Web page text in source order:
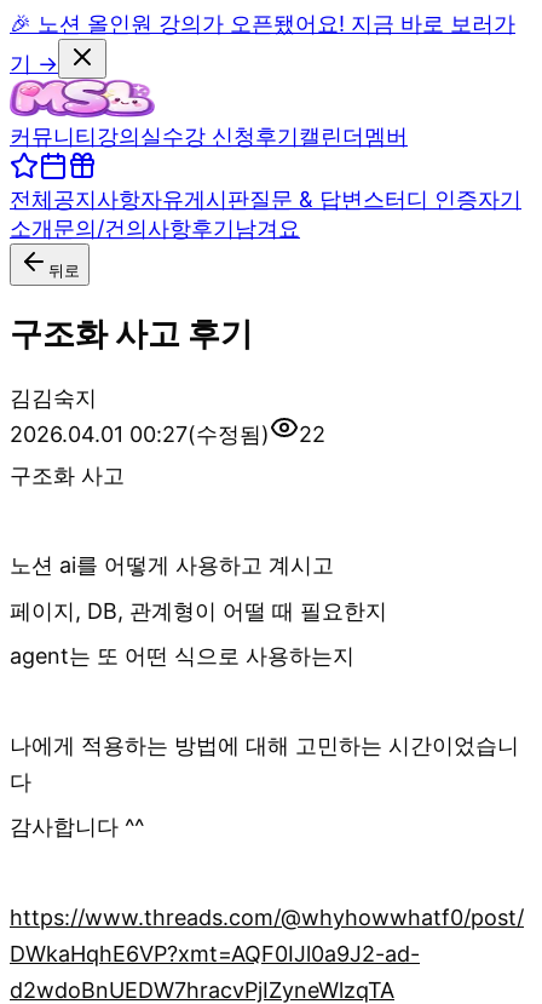
🎉 노션 올인원 강의가 오픈됐어요! 지금 바로 보러가
기 →
커뮤니티강의실수강 신청후기캘린더멤버
전체공지사항자유게시판질문 & 답변스터디 인증자기
소개문의/건의사항후기남겨요
뒤로
구조화 사고 후기
김김숙지
2026.04.01 00:27(수정됨)
22
구조화 사고
노션 ai를 어떻게 사용하고 계시고
페이지, DB, 관계형이 어떨 때 필요한지
agent는 또 어떤 식으로 사용하는지
나에게 적용하는 방법에 대해 고민하는 시간이었습니
다
감사합니다 ^^
https://www.threads.com/@whyhowwhatf0/post/
DWkaHqhE6VP?xmt=AQF0IJl0a9J2-ad-
d2wdoBnUEDW7hracvPjIZyneWlzqTA